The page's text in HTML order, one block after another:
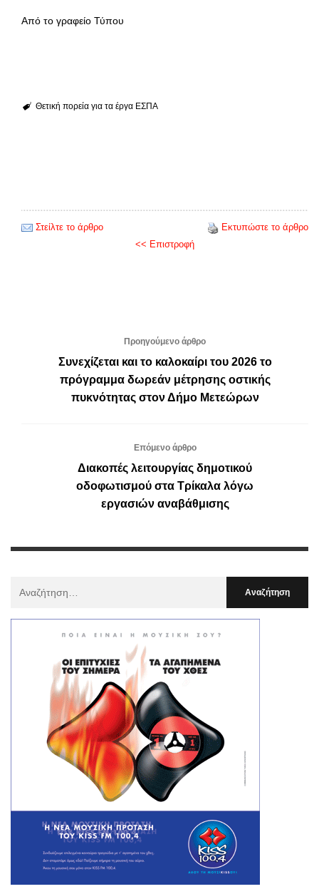
Από το γραφείο Τύπου
Θετική πορεία για τα έργα ΕΣΠΑ
Στείλτε το άρθρο
Εκτυπώστε το άρθρο
<< Επιστροφή
Προηγούμενο άρθρο
Συνεχίζεται και το καλοκαίρι του 2026 το
πρόγραμμα δωρεάν μέτρησης οστικής
πυκνότητας στον Δήμο Μετεώρων
Επόμενο άρθρο
Διακοπές λειτουργίας δημοτικού
οδοφωτισμού στα Τρίκαλα λόγω
εργασιών αναβάθμισης
: